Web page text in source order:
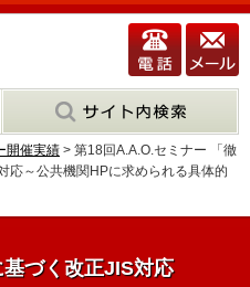
開催実績 > 第18回A.A.O.セミナー 「徹
応～公共機関HPに求められる具体的
づく改正JIS対応